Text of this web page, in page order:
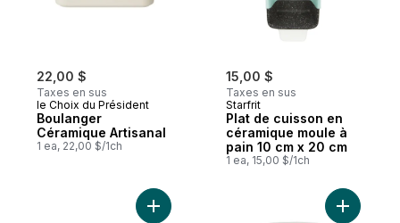
22,00 $
Taxes en sus
le Choix du Président
Boulanger
Céramique Artisanal
1 ea, 22,00 $/1ch
15,00 $
Taxes en sus
Starfrit
Plat de cuisson en
céramique moule à
pain 10 cm x 20 cm
1 ea, 15,00 $/1ch
Ajouter Boulanger Céramique Bio au
Ajouter